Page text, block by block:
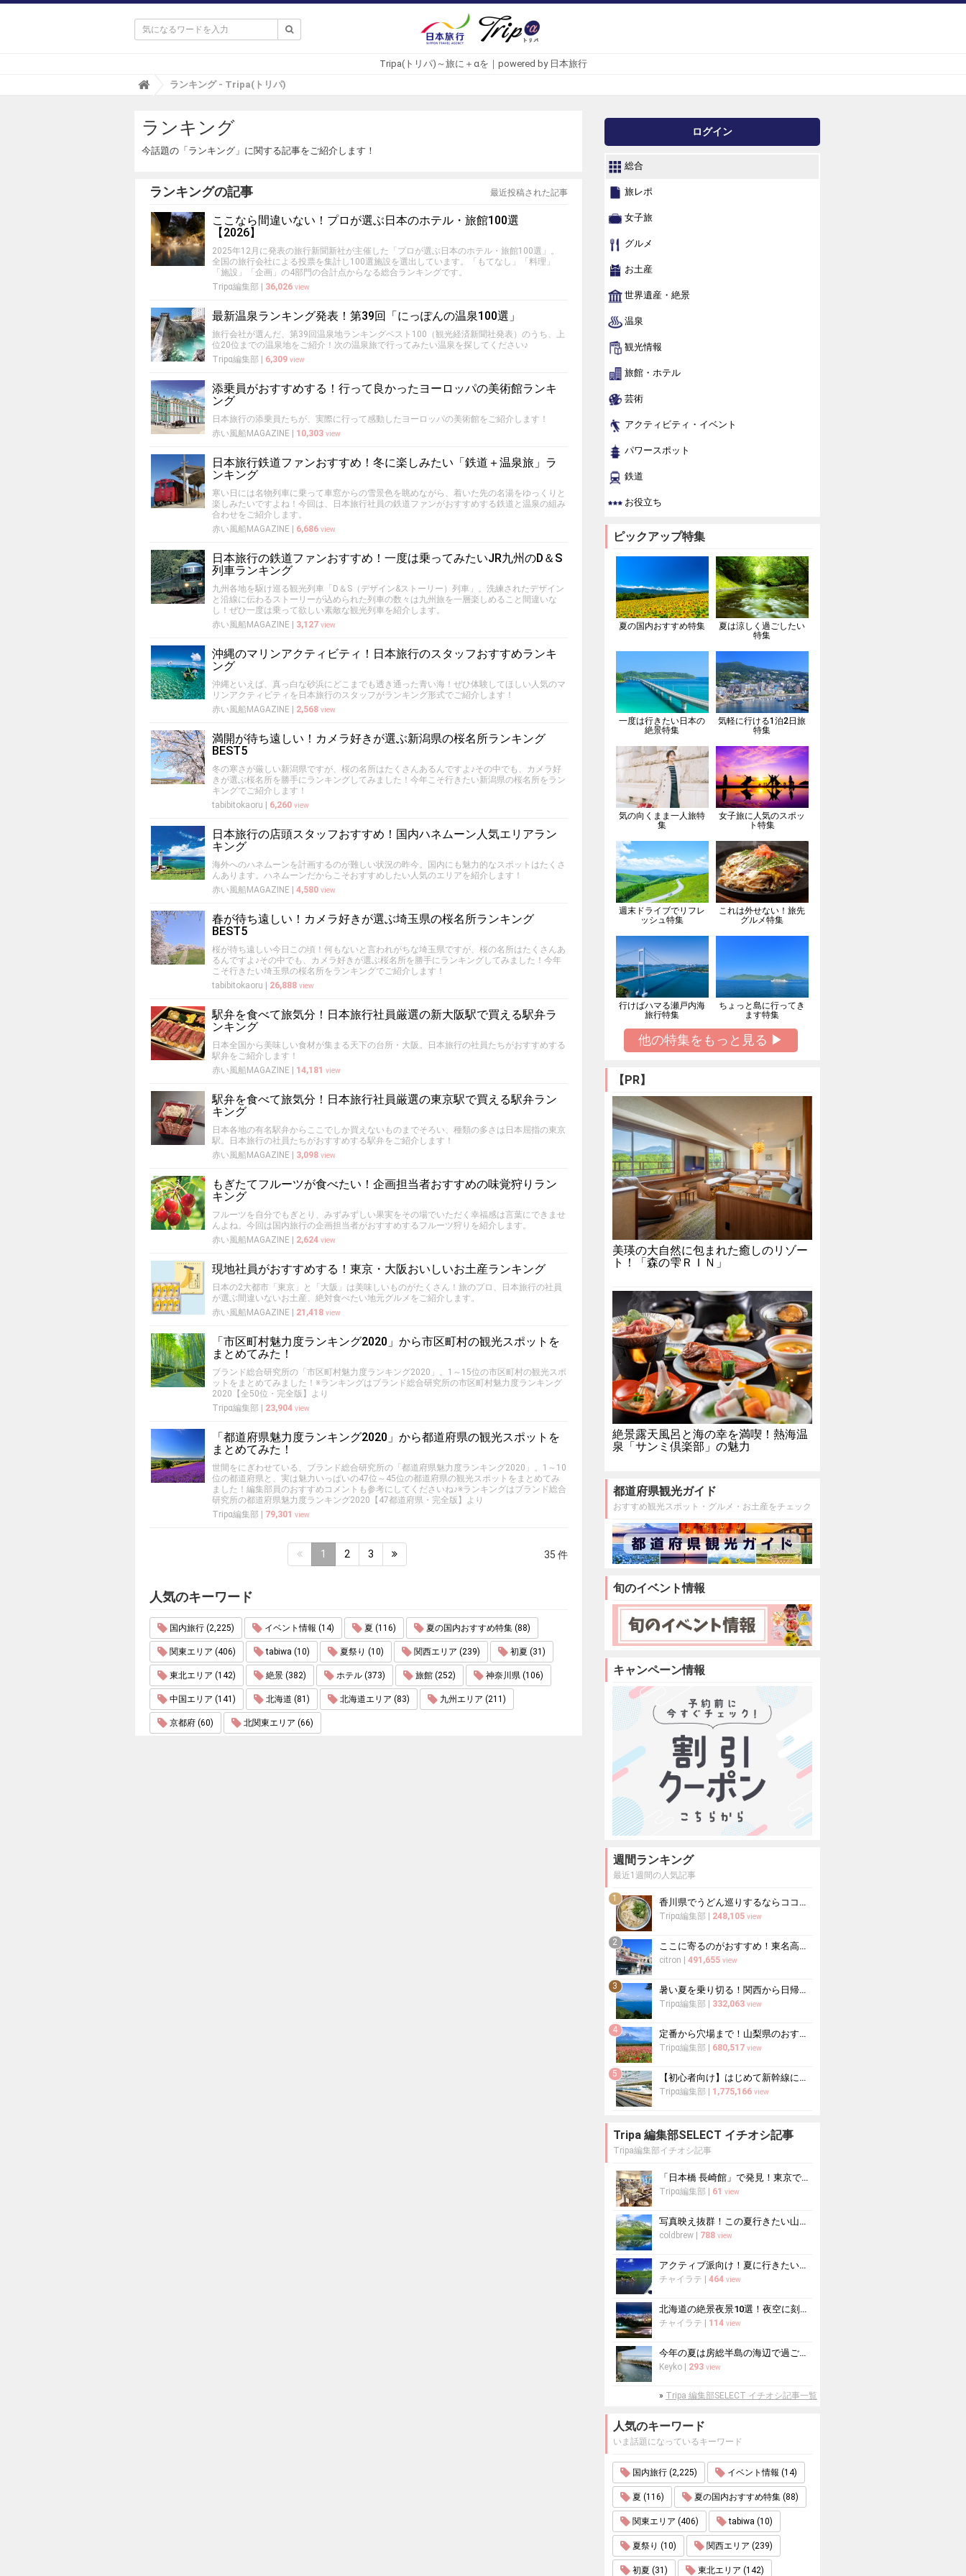
Tripa(トリパ)～旅に＋αを｜powered by 日本旅行
T
p
a
(
パ
ランキング - Tripa(トリパ)
ランキング
今話題の「ランキング」に関する記事をご紹介します！
ランキングの記事 最近投稿された記事
ここなら間違いない！プロが選ぶ日本のホテル・旅館100選
【2026】
2025年12月に発表の旅行新聞新社が主催した「プロが選ぶ日本のホテル・旅館100選」。
全国の旅行会社による投票を集計し100選施設を選出しています。「もてなし」「料理」
「施設」「企画」の4部門の合計点からなる総合ランキングです。
Tripα編集部
36,026 view
最新温泉ランキング発表！第39回「にっぽんの温泉100選」
旅行会社が選んだ、第39回温泉地ランキングベスト100（観光経済新聞社発表）のうち、上
位20位までの温泉地をご紹介！次の温泉旅で行ってみたい温泉を探してください♪
Tripα編集部
6,309 view
添乗員がおすすめする！行って良かったヨーロッパの美術館ランキ
ング
日本旅行の添乗員たちが、実際に行って感動したヨーロッパの美術館をご紹介します！
赤い風船MAGAZINE
10,303 view
日本旅行鉄道ファンおすすめ！冬に楽しみたい「鉄道＋温泉旅」ラ
ンキング
寒い日には名物列車に乗って車窓からの雪景色を眺めながら、着いた先の名湯をゆっくりと
楽しみたいですよね！今回は、日本旅行社員の鉄道ファンがおすすめする鉄道と温泉の組み
合わせをご紹介します。
赤い風船MAGAZINE
6,686 view
日本旅行の鉄道ファンおすすめ！一度は乗ってみたいJR九州のD＆S
列車ランキング
九州各地を駆け巡る観光列車「D＆S（デザイン&ストーリー）列車」。洗練されたデザイン
と沿線に伝わるストーリーが込められた列車の数々は九州旅を一層楽しめること間違いな
し！ぜひ一度は乗って欲しい素敵な観光列車を紹介します。
赤い風船MAGAZINE
3,127 view
沖縄のマリンアクティビティ！日本旅行のスタッフおすすめランキ
ング
沖縄といえば、真っ白な砂浜にどこまでも透き通った青い海！ぜひ体験してほしい人気のマ
リンアクティビティを日本旅行のスタッフがランキング形式でご紹介します！
赤い風船MAGAZINE
2,568 view
満開が待ち遠しい！カメラ好きが選ぶ新潟県の桜名所ランキング
BEST5
冬の寒さが厳しい新潟県ですが、桜の名所はたくさんあるんですよ♪その中でも、カメラ好
きが選ぶ桜名所を勝手にランキングしてみました！今年こそ行きたい新潟県の桜名所をラン
キングでご紹介します！
tabibitokaoru
6,260 view
日本旅行の店頭スタッフおすすめ！国内ハネムーン人気エリアラン
キング
海外へのハネムーンを計画するのが難しい状況の昨今。国内にも魅力的なスポットはたくさ
んあります。ハネムーンだからこそおすすめしたい人気のエリアを紹介します！
赤い風船MAGAZINE
4,580 view
春が待ち遠しい！カメラ好きが選ぶ埼玉県の桜名所ランキング
BEST5
桜が待ち遠しい今日この頃！何もないと言われがちな埼玉県ですが、桜の名所はたくさんあ
るんですよ♪その中でも、カメラ好きが選ぶ桜名所を勝手にランキングしてみました！今年
こそ行きたい埼玉県の桜名所をランキングでご紹介します！
tabibitokaoru
26,888 view
駅弁を食べて旅気分！日本旅行社員厳選の新大阪駅で買える駅弁ラ
ンキング
日本全国から美味しい食材が集まる天下の台所・大阪。日本旅行の社員たちがおすすめする
駅弁をご紹介します！
赤い風船MAGAZINE
14,181 view
駅弁を食べて旅気分！日本旅行社員厳選の東京駅で買える駅弁ラン
キング
日本各地の有名駅弁からここでしか買えないものまでそろい、種類の多さは日本屈指の東京
駅。日本旅行の社員たちがおすすめする駅弁をご紹介します！
赤い風船MAGAZINE
3,098 view
もぎたてフルーツが食べたい！企画担当者おすすめの味覚狩りラン
キング
フルーツを自分でもぎとり、みずみずしい果実をその場でいただく幸福感は言葉にできませ
んよね。今回は国内旅行の企画担当者がおすすめするフルーツ狩りを紹介します。
赤い風船MAGAZINE
2,624 view
現地社員がおすすめする！東京・大阪おいしいお土産ランキング
日本の2大都市「東京」と「大阪」は美味しいものがたくさん！旅のプロ、日本旅行の社員
が選ぶ間違いないお土産、絶対食べたい地元グルメをご紹介します。
赤い風船MAGAZINE
21,418 view
「市区町村魅力度ランキング2020」から市区町村の観光スポットを
まとめてみた！
ブランド総合研究所の「市区町村魅力度ランキング2020」。1～15位の市区町村の観光スポ
ットをまとめてみました！※ランキングはブランド総合研究所の市区町村魅力度ランキング
2020【全50位・完全版】より
Tripα編集部
23,904 view
「都道府県魅力度ランキング2020」から都道府県の観光スポットを
まとめてみた！
世間をにぎわせている、ブランド総合研究所の「都道府県魅力度ランキング2020」。1～10
位の都道府県と、実は魅力いっぱいの47位～45位の都道府県の観光スポットをまとめてみ
ました！編集部員のおすすめコメントも参考にしてくださいね♪※ランキングはブランド総合
研究所の都道府県魅力度ランキング2020【47都道府県・完全版】より
Tripα編集部
79,301 view
35 件
1 2 3
人気のキーワード
国内旅行 (2,225) イベント情報 (14) 夏 (116) 夏の国内おすすめ特集 (88)
関東エリア (406) tabiwa (10) 夏祭り (10) 関西エリア (239) 初夏 (31)
東北エリア (142) 絶景 (382) ホテル (373) 旅館 (252) 神奈川県 (106)
中国エリア (141) 北海道 (81) 北海道エリア (83) 九州エリア (211)
京都府 (60) 北関東エリア (66)
ログイン
総合
旅レポ
女子旅
グルメ
お土産
世界遺産・絶景
温泉
観光情報
旅館・ホテル
芸術
アクティビティ・イベント
パワースポット
鉄道
お役立ち
ピックアップ特集
夏の国内おすすめ特集
夏は涼しく過ごしたい
特集
一度は行きたい日本の
絶景特集
気軽に行ける1泊2日旅
特集
気の向くまま一人旅特
集
女子旅に人気のスポッ
ト特集
週末ドライブでリフレ
ッシュ特集
これは外せない！旅先
グルメ特集
行けばハマる瀬戸内海
旅行特集
ちょっと島に行ってき
ます特集
他の特集をもっと見る ▶
【PR】
美瑛の大自然に包まれた癒しのリゾー
ト！「森の雫ＲＩＮ」
絶景露天風呂と海の幸を満喫！熱海温
泉「サンミ倶楽部」の魅力
都道府県観光ガイド
おすすめ観光スポット・グルメ・お土産をチェック
旬のイベント情報
キャンペーン情報
週間ランキング
最近1週間の人気記事
1 香川県でうどん巡りするならココ！本場の讃岐うどんの名店
Tripα編集部 248,105 view
2 ここに寄るのがおすすめ！東名高速道路・新東名高速道路の充実のSA・PA10選
citron 491,655 view
3 暑い夏を乗り切る！関西から日帰りや1泊2日におすすめの避暑地10選
Tripα編集部 332,063 view
4 定番から穴場まで！山梨県のおすすめ観光スポット37選
Tripα編集部 680,517 view
5 【初心者向け】はじめて新幹線に乗る人必読！新幹線の乗り方をイチから徹底解説
Tripα編集部 1,775,166 view
Tripa 編集部SELECT イチオシ記事
Tripa編集部イチオシ記事
「日本橋 長崎館」で発見！東京で出会う長崎の本場グルメ＆名産品巡り
Tripα編集部 61 view
写真映え抜群！この夏行きたい山の絶景スポット10選
coldbrew| 788 view
アクティブ派向け！夏に行きたい世界遺産おすすめ10選
チャイラテ 464 view
北海道の絶景夜景10選！夜空に刻む忘れられない感動の光景へ
チャイラテ 114 view
今年の夏は房総半島の海辺で過ごす！海水浴におすすめの宿10選
Keyko| 293 view
» Tripa 編集部SELECT イチオシ記事一覧
人気のキーワード
いま話題になっているキーワード
国内旅行 (2,225) イベント情報 (14)
夏 (116) 夏の国内おすすめ特集 (88)
関東エリア (406) tabiwa (10)
夏祭り (10) 関西エリア (239)
初夏 (31) 東北エリア (142)